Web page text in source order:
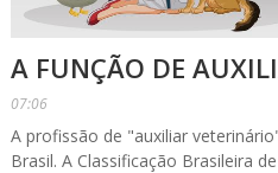
A FUNÇÃO DE
07:06
A profissão de "auxiliar
Brasil. A Classificação Brasileira